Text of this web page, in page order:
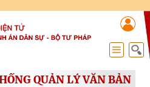
QUẢN LÝ VĂN BẢN